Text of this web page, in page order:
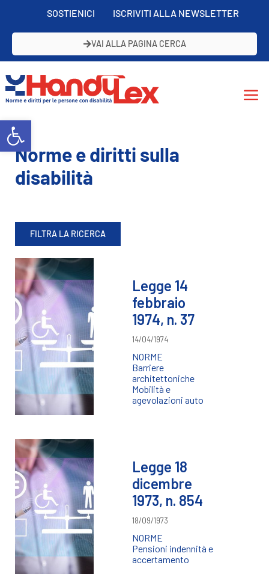
Open toolbar
SOSTIENICI ISCRIVITI ALLA NEWSLETTER
VAI ALLA PAGINA CERCA
Norme e diritti sulla
disabilità
FILTRA LA RICERCA
Legge 14
febbraio
1974, n. 37
14/04/1974
NORME
Barriere
architettoniche
Mobilità e
agevolazioni auto
Legge 18
dicembre
1973, n. 854
18/09/1973
NORME
Pensioni indennità e
accertamento